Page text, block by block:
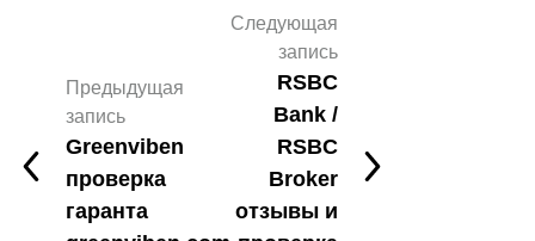
Предыдущая
запись
Greenviben
проверка
гаранта
Следующая
запись
RSBC
Bank /
RSBC
Broker
отзывы и